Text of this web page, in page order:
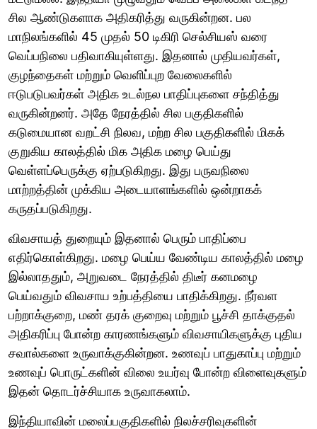
சில ஆண்டுகளாக அதிகரித்து வருகின்றன. பல
மாநிலங்களில் 45 முதல் 50 டிகிரி செல்சியஸ் வரை
வெப்பநிலை பதிவாகியுள்ளது. இதனால் முதியவர்கள்,
குழந்தைகள் மற்றும் வெளிப்புற வேலைகளில்
ஈடுபடுபவர்கள் அதிக உடல்நல பாதிப்புகளை சந்தித்து
வருகின்றனர். அதே நேரத்தில் சில பகுதிகளில்
கடுமையான வறட்சி நிலவ, மற்ற சில பகுதிகளில் மிகக்
குறுகிய காலத்தில் மிக அதிக மழை பெய்து
வெள்ளப்பெருக்கு ஏற்படுகிறது. இது பருவநிலை
மாற்றத்தின் முக்கிய அடையாளங்களில் ஒன்றாகக்
கருதப்படுகிறது.
விவசாயத் துறையும் இதனால் பெரும் பாதிப்பை
எதிர்கொள்கிறது. மழை பெய்ய வேண்டிய காலத்தில் மழை
இல்லாததும், அறுவடை நேரத்தில் திடீர் கனமழை
பெய்வதும் விவசாய உற்பத்தியை பாதிக்கிறது. நீர்வள
பற்றாக்குறை, மண் தரக் குறைவு மற்றும் பூச்சி தாக்குதல்
அதிகரிப்பு போன்ற காரணங்களும் விவசாயிகளுக்கு புதிய
சவால்களை உருவாக்குகின்றன. உணவுப் பாதுகாப்பு மற்றும்
உணவுப் பொருட்களின் விலை உயர்வு போன்ற விளைவுகளும்
இதன் தொடர்ச்சியாக உருவாகலாம்.
இந்தியாவின் மலைப்பகுதிகளில் நிலச்சரிவுகளின்